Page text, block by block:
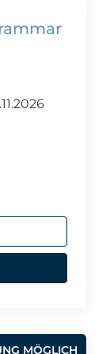
MÖGLICH